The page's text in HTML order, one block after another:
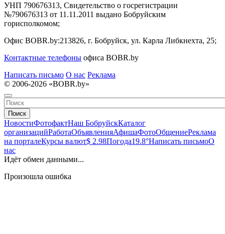
УНП 790676313, Свидетельство о госрегистрации
№790676313 от 11.11.2011 выдано Бобруйским
горисполкомом;
Офис BOBR.by:213826, г. Бобруйск, ул. Карла Либкнехта, 25;
Контактные телефоны офиса BOBR.by
Написать письмо О нас Реклама
© 2006-2026 «BOBR.by»
Поиск
НовостиФотофактНаш БобруйскКаталог
организацийРаботаОбъявленияАфишаФотоОбщениеРеклама
на порталеКурсы валют$ 2.98Погода19.8°Написать письмоО
нас
Идёт обмен данными...
Произошла ошибка